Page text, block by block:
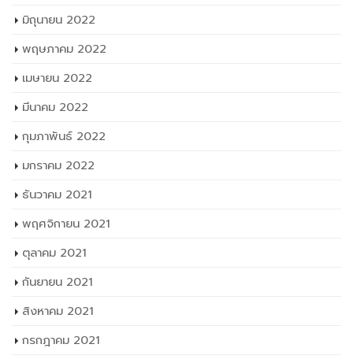
มิถุนายน 2022
พฤษภาคม 2022
เมษายน 2022
มีนาคม 2022
กุมภาพันธ์ 2022
มกราคม 2022
ธันวาคม 2021
พฤศจิกายน 2021
ตุลาคม 2021
กันยายน 2021
สิงหาคม 2021
กรกฎาคม 2021